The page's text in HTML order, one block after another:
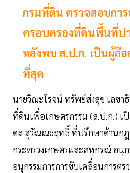
กรมที่ดิน ตรวจสอบกา
ครอบครองที่ดินพื้นที่ป
หลังพบ ส.ป.ก. เป็นผู้ถื
ที่สุด
นายวิณะโรจน์ ทรัพย์ส่งสุข เลขา
ที่ดินเพื่อเกษตรกรรม (ส.ป.ก.) เ
ดล สุวัณณะฤทธิ์ ที่ปรึกษาด้านกฎ
กระทรวงเกษตรและสหกรณ์ อนุ
อนุกรรมการการขับเคลื่อนการต